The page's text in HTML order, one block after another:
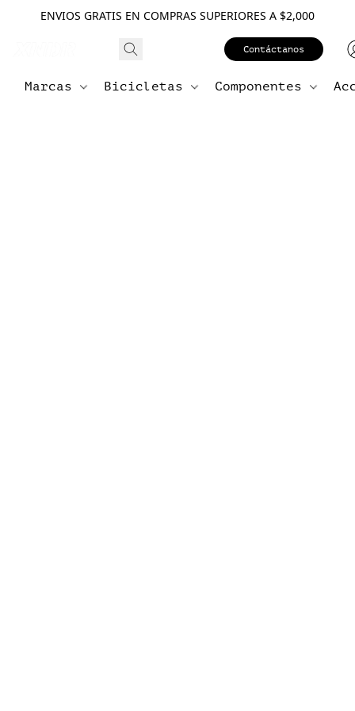
ENVIOS GRATIS EN COMPRAS SUPERIORES A $2,000
Contáctanos
Marcas Bicicletas Componentes